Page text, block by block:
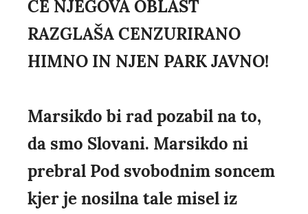
ČE NJEGOVA OBLAST
RAZGLAŠA CENZURIRANO
HIMNO IN NJEN PARK JAVNO!
Marsikdo bi rad pozabil na to,
da smo Slovani. Marsikdo ni
prebral Pod svobodnim soncem
kjer je nosilna tale misel iz